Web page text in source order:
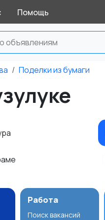
Помощь
Поделки из бумаги
Работа
Поиск вакансий